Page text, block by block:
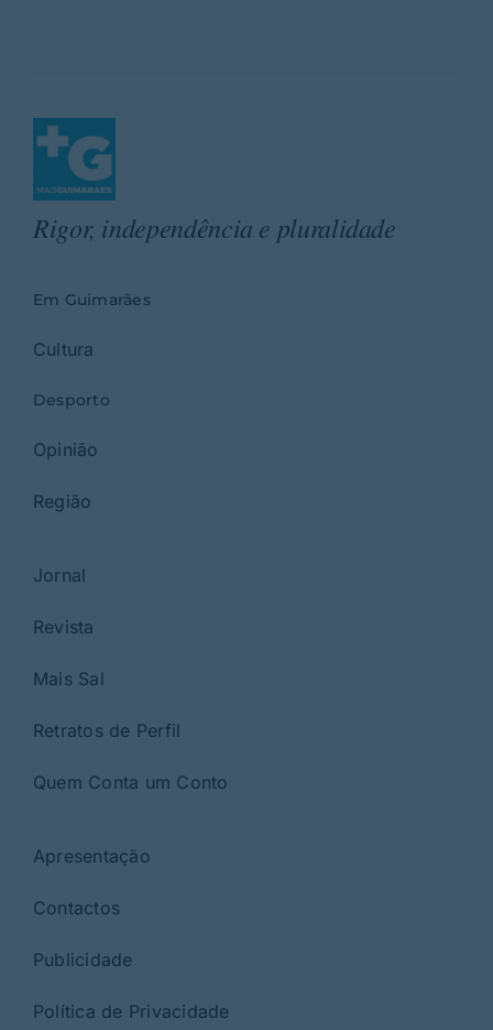
Rigor, independência e pluralidade
Em Guimarães
Cultura
Desporto
Opinião
Região
Jornal
Revista
Mais Sal
Retratos de Perfil
Quem Conta um Conto
Apresentação
Contactos
Publicidade
Política de Privacidade